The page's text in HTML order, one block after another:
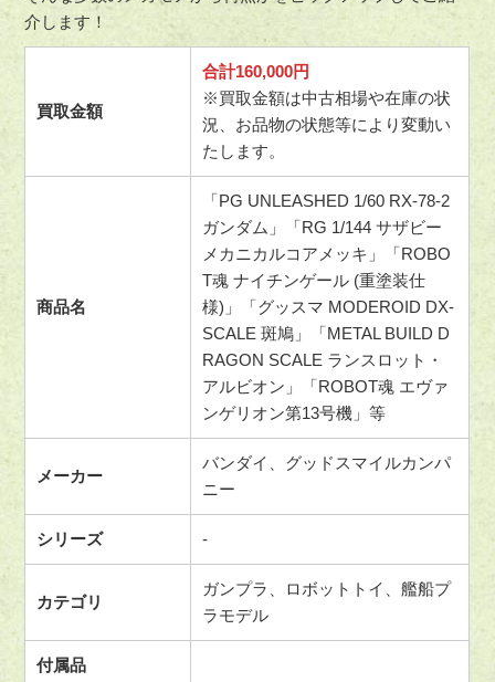
介します！
買取金額
合計160,000円
※買取金額は中古相場や在庫の状
況、お品物の状態等により変動い
たします。
商品名
「PG UNLEASHED 1/60 RX-78-2
ガンダム」「RG 1/144 サザビー
メカニカルコアメッキ」「ROBO
T魂 ナイチンゲール (重塗装仕
様)」「グッスマ MODEROID DX-
SCALE 斑鳩」「METAL BUILD D
RAGON SCALE ランスロット・
アルビオン」「ROBOT魂 エヴァ
ンゲリオン第13号機」等
メーカー
バンダイ、グッドスマイルカンパ
ニー
シリーズ -
カテゴリ
ガンプラ、ロボットトイ、艦船プ
ラモデル
付属品